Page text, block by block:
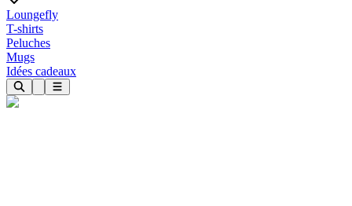
Loungefly
T-shirts
Peluches
Mugs
Idées cadeaux